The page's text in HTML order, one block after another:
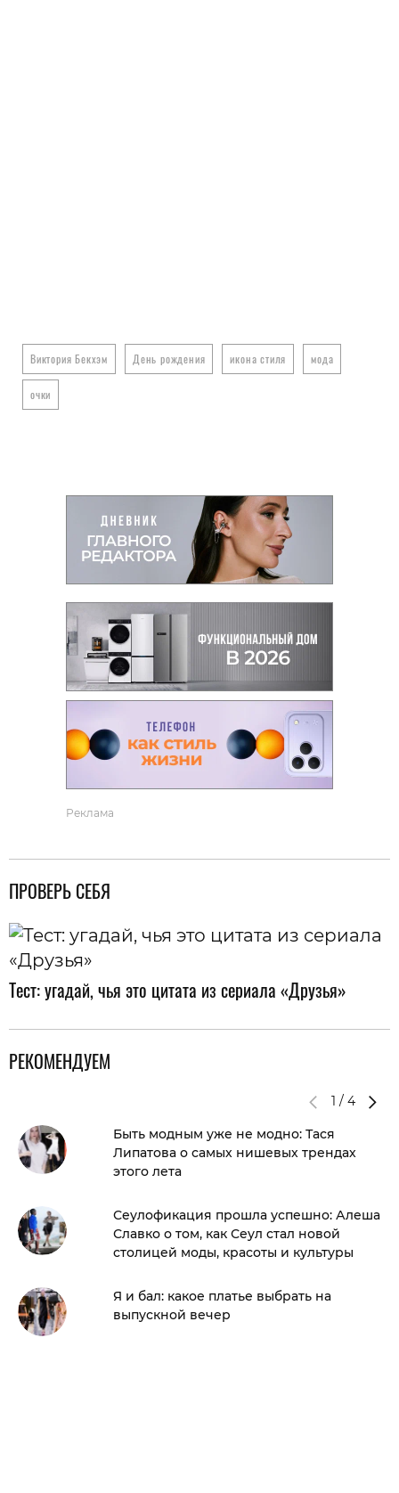
Виктория Бекхэм День рождения икона стиля мода
очки
Реклама
ПРОВЕРЬ СЕБЯ
Тест: угадай, чья это цитата из сериала «Друзья»
РЕКОМЕНДУЕМ
1 / 4
Быть модным уже не модно: Тася
Липатова о самых нишевых трендах
этого лета
Сеулофикация прошла успешно: Алеша
Славко о том, как Сеул стал новой
столицей моды, красоты и культуры
Я и бал: какое платье выбрать на
выпускной вечер